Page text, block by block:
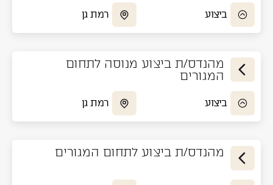
ביצוע רמת גן
מהנדס/ת ביצוע מנוסה לתחום
המגורים
ביצוע רמת גן
מהנדס/ת ביצוע לתחום המגורים